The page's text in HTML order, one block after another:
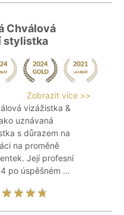
Chválová
stylistka
Zobrazit více >>
vizážistka &
uznávaná
s důrazem na
na proměně
Její profesní
po úspěšném ...